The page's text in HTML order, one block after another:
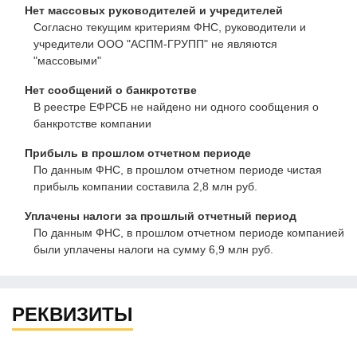
Нет массовых руководителей и учредителей
Согласно текущим критериям ФНС, руководители и
учредители ООО "АСПМ-ГРУПП" не являются
"массовыми"
Нет сообщений о банкротстве
В реестре ЕФРСБ не найдено ни одного сообщения о
банкротстве компании
Прибыль в прошлом отчетном периоде
По данным ФНС, в прошлом отчетном периоде чистая
прибыль компании составила 2,8 млн руб.
Уплачены налоги за прошлый отчетный период
По данным ФНС, в прошлом отчетном периоде компанией
были уплачены налоги на сумму 6,9 млн руб.
РЕКВИЗИТЫ